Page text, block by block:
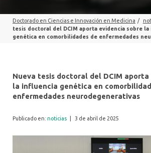
Doctorado en Ciencias e Innovación en Medicina /
tesis doctoral del DCIM aporta evidencia sobre la
genética en comorbilidades de enfermedades
Nueva tesis doctoral del DCIM aporta
la influencia genética en
enfermedades neurodegenerativas
Publicado en: noticias 3 de abril de 2025